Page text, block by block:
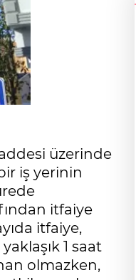
üzerinde
iş yerinin
itfaiye
itfaiye,
1 saat
olmazken,